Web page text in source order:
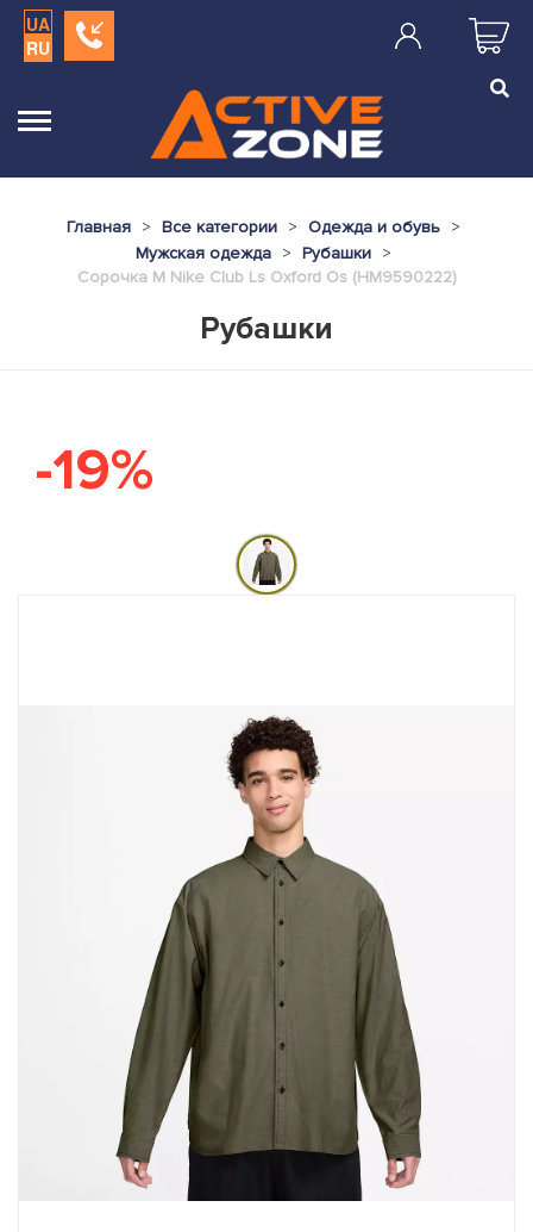
UA
RU
Главная Все категории
Одежда и обувь
Мужская одежда
Рубашки
Сорочка M Nike Club Ls Oxford Os (HM9590222)
Рубашки
-19%